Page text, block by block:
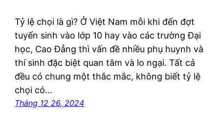
Tỷ lệ chọi là gì? Ở Việt Nam mỗi khi đến đợt
tuyển sinh vào lớp 10 hay vào các trường Đại
học, Cao Đẳng thì vấn đề nhiều phụ huynh và
thí sinh đặc biệt quan tâm và lo ngại. Tất cả
đều có chung một thắc mắc, không biết tỷ lệ
chọi có…
Tháng 12 26, 2024